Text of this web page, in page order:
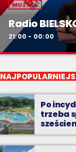
MUZYKA
Radio
21:00 - 00:00
Radio
Kilkadziesiąt minut
Po
trzeba
praca”